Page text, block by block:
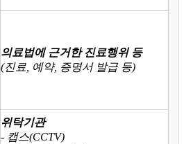
의료법에 근거한 진료행위 등
(진료, 예약, 증명서 발급 등)
위탁기관
- 캡스(CCTV)